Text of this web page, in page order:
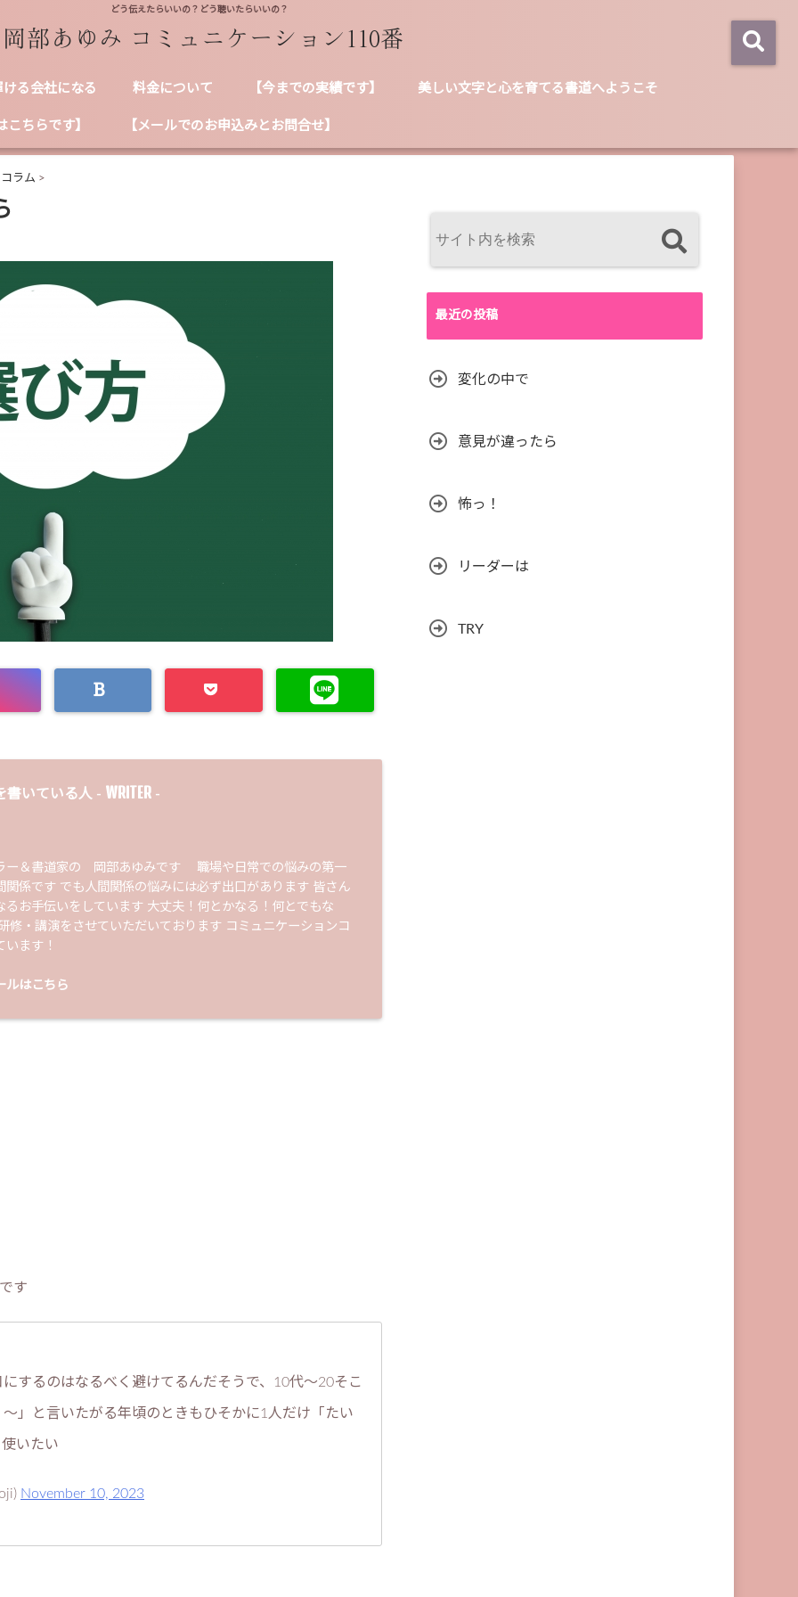
どう伝えたらいいの？どう聴いたらいいの？
る会社になる 料金について 【今までの実績です】 美しい文字と心を育てる書道へようこそ
こちらです】 【メールでのお申込みとお問合せ】
ラム >
書いている人 - WRITER -
ー＆書道家の 岡部あゆみです 職場や日常での悩みの第一
関係です でも人間関係の悩みには必ず出口があります 皆さん
るお手伝いをしています 大丈夫！何とかなる！何とでもな
修・講演をさせていただいております コミュニケーションコ
ます！
ルはこちら
す
するのはなるべく避けてるんだそうで、10代〜20そこ
」と言いたがる年頃のときもひそかに1人だけ「たい
いたい
November 10, 2023
最近の投稿
変化の中で
意見が違ったら
怖っ！
リーダーは
TRY